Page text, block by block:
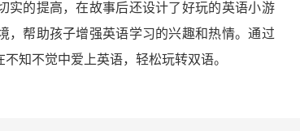
实的提高，在故事后还设计了好玩的英语小游
，帮助孩子增强英语学习的兴趣和热情。通过
知不觉中爱上英语，轻松玩转双语。